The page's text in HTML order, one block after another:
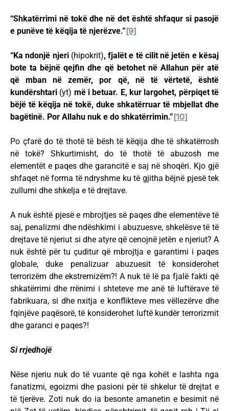
“Shkatërrimi në tokë dhe në det është shfaqur si pasojë
e punëve të këqija të njerëzve.”[9]
“Ka ndonjë njeri (hipokrit), fjalët e të cilit në jetën e kësaj
bote ta bëjnë qejfin dhe që betohet në Allahun për atë
që mban në zemër, por që, në të vërtetë, është
kundërshtari (yt) më i betuar. E, kur largohet, përpiqet të
bëjë të këqija në tokë, duke shkatërruar të mbjellat dhe
bagëtinë. Por Allahu nuk e do shkatërrimin.”[10]
Po çfarë do të thotë të bësh të këqija dhe të shkatërrosh
në tokë? Shkurtimisht, do të thotë të abuzosh me
elementët e paqes dhe garancitë e saj në shoqëri. Kjo gjë
shfaqet në forma të ndryshme ku të gjitha bëjnë pjesë tek
zullumi dhe shkelja e të drejtave.
A nuk është pjesë e mbrojtjes së paqes dhe elementëve të
saj, penalizmi dhe ndëshkimi i abuzuesve, shkelësve të të
drejtave të njeriut si dhe atyre që cenojnë jetën e njeriut? A
nuk është për tu çuditur që mbrojtja e garantimi i paqes
globale, duke penalizuar abuzuesit të konsiderohet
terrorizëm dhe ekstremizëm?! A nuk të lë pa fjalë fakti që
shkatërrimi dhe rrënimi i shteteve me anë të luftërave të
fabrikuara, si dhe nxitja e konflikteve mes vëllezërve dhe
fqinjëve paqësorë, të konsiderohet luftë kundër terrorizmit
dhe garanci e paqes?!
Si rrjedhojë
Nëse njeriu nuk do të vuante që nga kohët e lashta nga
fanatizmi, egoizmi dhe pasioni për të shkelur të drejtat e
të tjerëve. Zoti nuk do ia besonte amanetin e besimit në